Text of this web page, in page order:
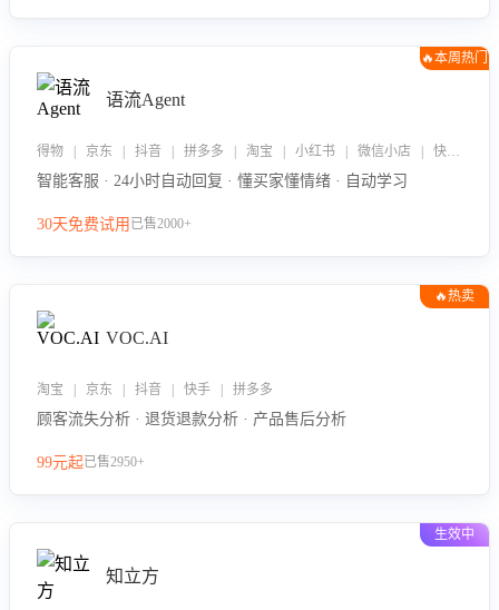
🔥本周热门
语流Agent
得物 | 京东 | 抖音 | 拼多多 | 淘宝 | 小红书 | 微信小店 | 快手 | 唯品会
智能客服 · 24小时自动回复 · 懂买家懂情绪 · 自动学习
30天免费试用 已售2000+
🔥热卖
VOC.AI
淘宝 | 京东 | 抖音 | 快手 | 拼多多
顾客流失分析 · 退货退款分析 · 产品售后分析
99元起已售2950+
生效中
知立方